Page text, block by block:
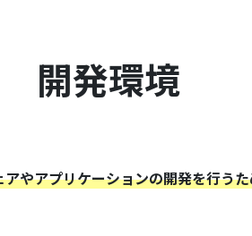
開発環境
アプリケーションの開発を行う